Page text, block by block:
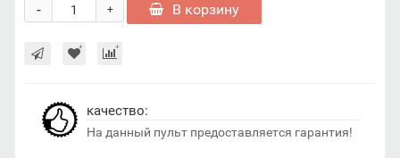
+
- В корзину
качество:
На данный пульт предоставляетcя гарантия!